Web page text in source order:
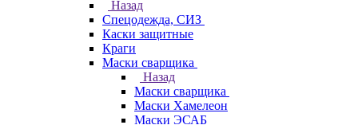
Назад
Спецодежда, СИЗ
Каски защитные
Краги
Маски сварщика
Назад
Маски сварщика
Маски Хамелеон
Маски ЭСАБ